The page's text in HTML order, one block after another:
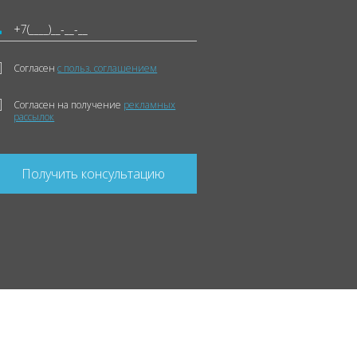
Согласенс польз. соглашением
Согласен на получение рекламных
рассылок
Получить консультацию